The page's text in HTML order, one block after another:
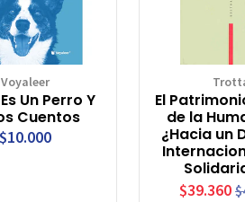
Voyaleer
Un Perro Y
Cuentos
$10.000
El
de la
¿Hacia un
$39.360